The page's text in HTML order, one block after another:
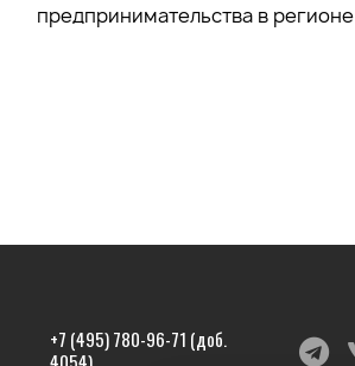
предпринимательства в регионе
+7 (495) 780-96-71 (доб.